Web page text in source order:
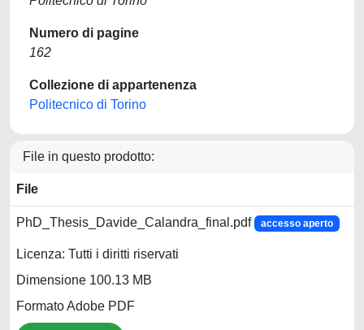
Numero di pagine
162
Collezione di appartenenza
Politecnico di Torino
File in questo prodotto:
File
PhD_Thesis_Davide_Calandra_final.pdf accesso aperto
Licenza: Tutti i diritti riservati
Dimensione 100.13 MB
Formato Adobe PDF